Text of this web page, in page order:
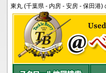
東丸 (千葉県 - 内房 - 安房 - 保田港